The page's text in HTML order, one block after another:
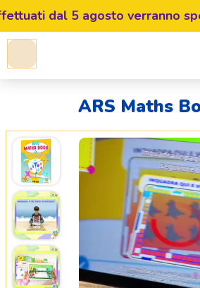
dal 5 agosto verranno
ARS Maths